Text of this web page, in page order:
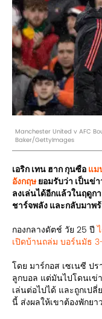
Manchester United v AFC
Baker/GettyImages
เอริก เทน ฮาก กุนซือ แม
อังกฤษยอมรับว่า เป็นข่า
ลงเล่นได้อีกแล้วในฤดูก
ชาร์จพลัง และกลับมา
กองกลางดัตช์ วัย 25 ปี
เปิดบ้านถล่ม บอร์นมัธ
โดย มาร์กอส เซเนซี ปร
ลูกบอล แต่มันไปโดนเข่
เล่นต่อไปได้ และถูกเป
นี้ ส่งผลให้เขาต้องพักย